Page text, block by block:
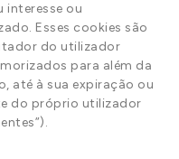
interesse ou
Esses cookies são
do utilizador
para além da
até à sua expiração ou
do próprio utilizador